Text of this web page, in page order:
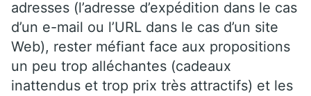
adresses (l’adresse d’expédition dans le cas
d’un e-mail ou l’URL dans le cas d’un site
Web), rester méfiant face aux propositions
un peu trop alléchantes (cadeaux
inattendus et trop prix très attractifs) et les